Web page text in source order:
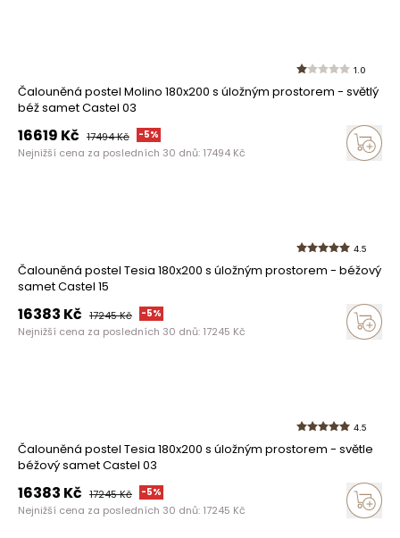
1.0
Čalouněná postel Molino 180x200 s úložným prostorem - světlý
béž samet Castel 03
16619 Kč 17494Kč -5%
Nejnižší cena za posledních 30 dnů: 17494 Kč
4.5
Čalouněná postel Tesia 180x200 s úložným prostorem - béžový
samet Castel 15
16383 Kč 17245Kč -5%
Nejnižší cena za posledních 30 dnů: 17245 Kč
4.5
Čalouněná postel Tesia 180x200 s úložným prostorem - světle
béžový samet Castel 03
16383 Kč 17245Kč -5%
Nejnižší cena za posledních 30 dnů: 17245 Kč